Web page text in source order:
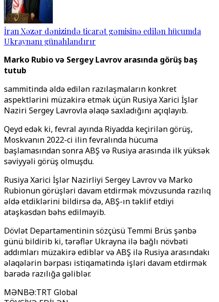
İran Xəzər dənizində ticarət gəmisinə edilən hücumda
Ukraynanı günahlandırır
Marko Rubio və Sergey Lavrov arasında görüş baş
tutub
sammitində əldə edilən razılaşmaların konkret
aspektlərini müzakirə etmək üçün Rusiya Xarici İşlər
Naziri Sergey Lavrovla əlaqə saxladığını açıqlayıb.
Qeyd edək ki, fevral ayında Riyadda keçirilən görüş,
Moskvanın 2022-ci ilin fevralında hücuma
başlamasından sonra ABŞ və Rusiya arasında ilk yüksək
səviyyəli görüş olmuşdu.
Rusiya Xarici İşlər Nazirliyi Sergey Lavrov və Marko
Rubionun görüşləri davam etdirmək mövzusunda razılıq
əldə etdiklərini bildirsə də, ABŞ-ın təklif etdiyi
atəşkəsdən bəhs edilməyib.
Dövlət Departamentinin sözçüsü Temmi Brüs şənbə
günü bildirib ki, tərəflər Ukrayna ilə bağlı növbəti
addımları müzakirə ediblər və ABŞ ilə Rusiya arasındakı
əlaqələrin bərpası istiqamətində işləri davam etdirmək
barədə razılığa gəliblər.
MƏNBƏ:TRT Global